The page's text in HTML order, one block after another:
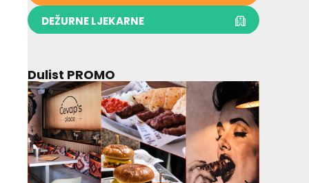
DEŽURNE LJEKARNE
Dulist PROMO